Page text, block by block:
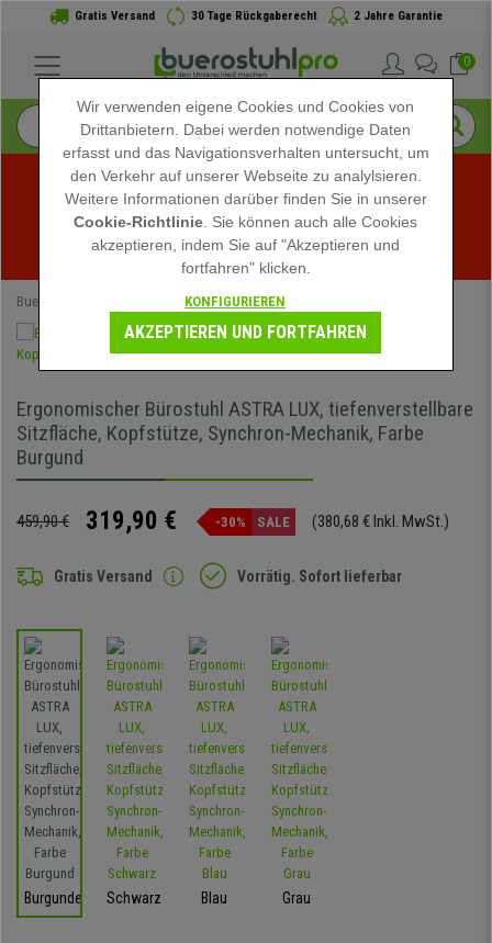
Gratis Versand 30 Tage Rückgaberecht 2 Jahre Garantie
0
Sommerschlussverkauf bei buerostuhlpro! Exklusive
Rabatte für kurze Zeit - Aktion ansehen -
Buerostuhlpro Ergonomische Bürostühle
Ergonomischer Bürostuhl ASTRA LUX, tiefenverstellbare
Sitzfläche, Kopfstütze, Synchron-Mechanik, Farbe
Burgund
459,90 € 319,90 € -30% SALE (380,68 € Inkl. MwSt.)
Gratis Versand Vorrätig. Sofort lieferbar
Burgunder Schwarz Blau Grau
Wir verwenden eigene Cookies und Cookies von
Drittanbietern. Dabei werden notwendige Daten
erfasst und das Navigationsverhalten untersucht, um
den Verkehr auf unserer Webseite zu analylsieren.
Weitere Informationen darüber finden Sie in unserer
Cookie-Richtlinie . Sie können auch alle Cookies
akzeptieren, indem Sie auf "Akzeptieren und
fortfahren" klicken.
KONFIGURIEREN
AKZEPTIEREN UND FORTFAHREN